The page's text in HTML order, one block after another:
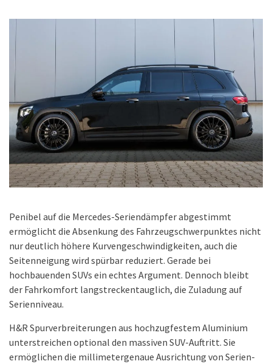
Penibel auf die Mercedes-Seriendämpfer abgestimmt
ermöglicht die Absenkung des Fahrzeugschwerpunktes nicht
nur deutlich höhere Kurvengeschwindigkeiten, auch die
Seitenneigung wird spürbar reduziert. Gerade bei
hochbauenden SUVs ein echtes Argument. Dennoch bleibt
der Fahrkomfort langstreckentauglich, die Zuladung auf
Serienniveau.
H&R Spurverbreiterungen aus hochzugfestem Aluminium
unterstreichen optional den massiven SUV-Auftritt. Sie
ermöglichen die millimetergenaue Ausrichtung von Serien-